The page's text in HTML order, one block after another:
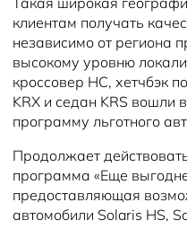
клиентам получать
независимо от региона
высокому уровню
кроссовер HC, хетчбэк
KRX и седан KRS вошли
программу льготного
Продолжает
программа «Еще
предоставляющая
автомобили Solaris HS,